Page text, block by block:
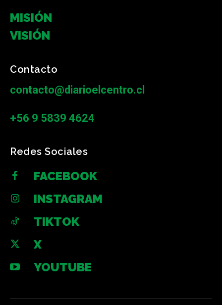
MISIÓN
VISIÓN
Contacto
contacto@diarioelcentro.cl
+56 9 5839 4624
Redes Sociales
FACEBOOK
INSTAGRAM
TIKTOK
X
YOUTUBE